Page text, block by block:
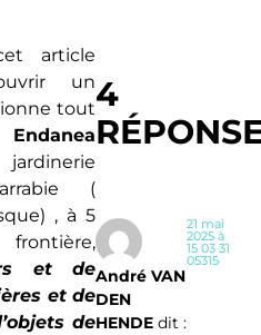
article
un
tout
Endanea
(
, à 5
et de
et de
de
4
André VAN
DEN
HENDE dit :
21 mai
2025 à
15 03 31
05315